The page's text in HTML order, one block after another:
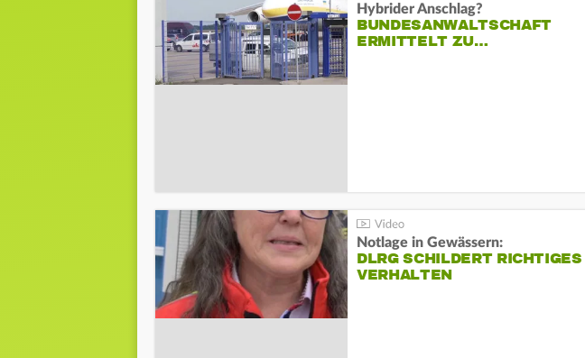
Hybrider Anschlag?
BUNDESANWALTSCHAFT
ERMITTELT ZU…
Notlage in Gewässern:
DLRG SCHILDERT RICHTIGES
VERHALTEN